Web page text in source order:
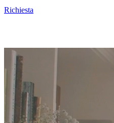
Richiesta